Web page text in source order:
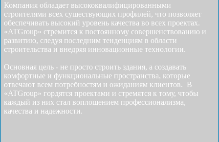
Компания обладает высококвалифицированными
строителями всех существующих профилей, что позволяет
обеспечивать высокий уровень качества во всех проектах.
«ATGroup» стремится к постоянному совершенствованию и
развитию, следуя последним тенденциям в области
строительства и внедряя инновационные технологии.
Основная цель - не просто строить здания, а создавать
комфортные и функциональные пространства, которые
отвечают всем потребностям и ожиданиям клиентов. В
«ATGroup» гордятся проектами и стремятся к тому, чтобы
каждый из них стал воплощением профессионализма,
качества и надежности.